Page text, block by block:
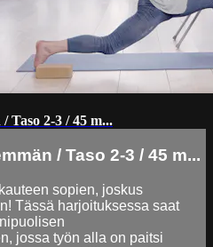
Taso 2-3 / 45 m...
/ Taso 2-3 / 45 m...
sopien, joskus
Tässä harjoituksessa saat
jossa työn alla on paitsi